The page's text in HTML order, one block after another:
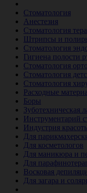
Стоматология
Анестезия
Стоматология
Штрипсы и
Стоматология
Гигиена полости
Стоматология
Стоматология
Стоматология
Расходные
Боры
Зуботехническая
Инструментарий
Индустрия
Для
Для косметологов
Для маникюра и
Для
Восковая
Для загара и